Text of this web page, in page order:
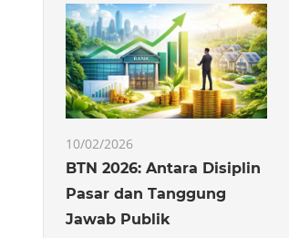
10/02/2026
BTN 2026: Antara Disiplin
Pasar dan Tanggung
Jawab Publik